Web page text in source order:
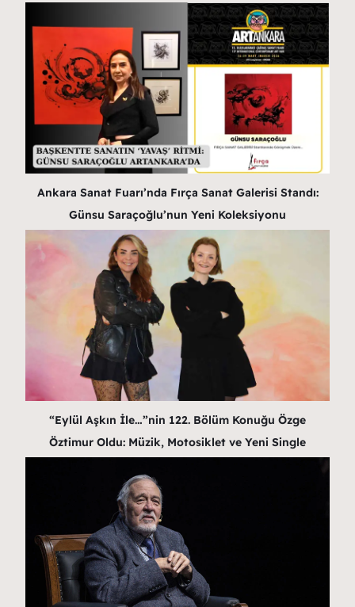
Ankara Sanat Fuarı’nda Fırça Sanat Galerisi Standı:
Günsu Saraçoğlu’nun Yeni Koleksiyonu
“Eylül Aşkın İle…”nin 122. Bölüm Konuğu Özge
Öztimur Oldu: Müzik, Motosiklet ve Yeni Single